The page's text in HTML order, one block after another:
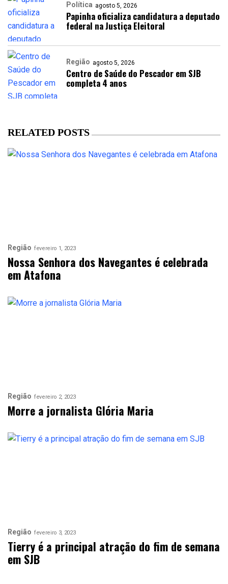
Política agosto 5, 2026
Papinha oficializa candidatura a deputado
federal na Justiça Eleitoral
Região agosto 5, 2026
Centro de Saúde do Pescador em SJB
completa 4 anos
RELATED POSTS
Região fevereiro 1, 2023
Nossa Senhora dos Navegantes é celebrada
em Atafona
Região fevereiro 2, 2023
Morre a jornalista Glória Maria
Região fevereiro 3, 2023
Tierry é a principal atração do fim de semana
em SJB